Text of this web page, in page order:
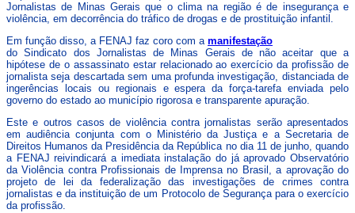
Jornalistas de Minas Gerais que o clima na região é de insegurança e
violência, em decorrência do tráfico de drogas e de prostituição infantil.
Em função disso, a FENAJ faz coro com a manifestação
do Sindicato dos Jornalistas de Minas Gerais de não aceitar que a
hipótese de o assassinato estar relacionado ao exercício da profissão de
jornalista seja descartada sem uma profunda investigação, distanciada de
ingerências locais ou regionais e espera da força-tarefa enviada pelo
governo do estado ao município rigorosa e transparente apuração.
Este e outros casos de violência contra jornalistas serão apresentados
em audiência conjunta com o Ministério da Justiça e a Secretaria de
Direitos Humanos da Presidência da República no dia 11 de junho, quando
a FENAJ reivindicará a imediata instalação do já aprovado Observatório
da Violência contra Profissionais de Imprensa no Brasil, a aprovação do
projeto de lei da federalização das investigações de crimes contra
jornalistas e da instituição de um Protocolo de Segurança para o exercício
da profissão.